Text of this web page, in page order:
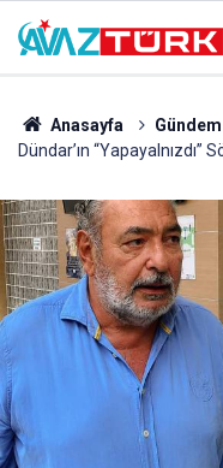
Anasayfa Gündem
Dündar’ın “Yapayalnızdı”